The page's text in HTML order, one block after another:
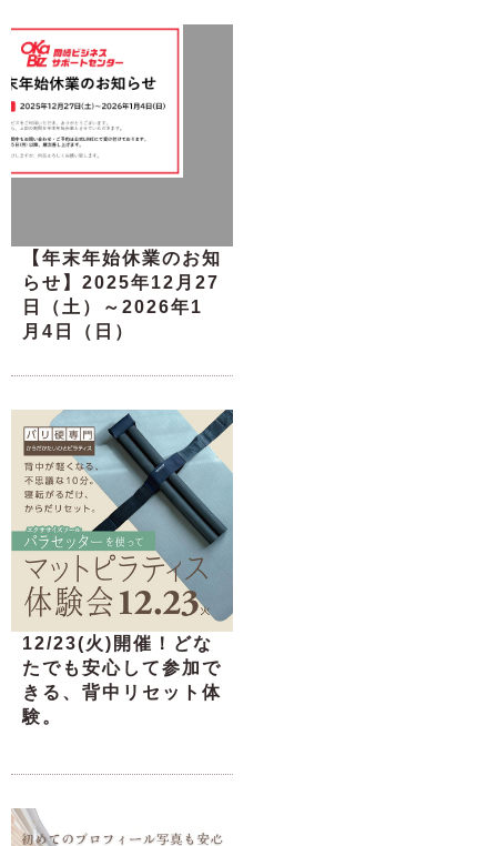
【年末年始休業のお知
らせ】2025年12月27
日（土）～2026年1
月4日（日）
12/23(火)開催！どな
たでも安心して参加で
きる、背中リセット体
験。